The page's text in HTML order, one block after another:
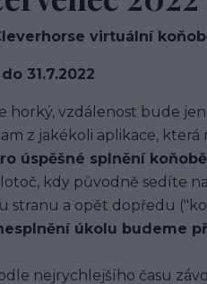
virtuální
31.7.2022
horký, vzdálenost bude
z jakékoli aplikace, která
úspěšné splnění
kdy původně sedíte
stranu a opět dopředu
úkolu budeme
nejrychlejšího času